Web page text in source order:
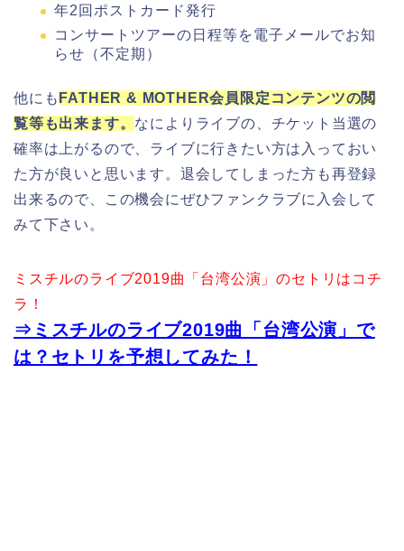
年2回ポストカード発行
コンサートツアーの日程等を電子メールでお知
らせ（不定期）
他にも FATHER & MOTHER会員限定コンテンツの閲
覧等も出来ます。 なによりライブの、チケット当選の
確率は上がるので、ライブに行きたい方は入っておい
た方が良いと思います。退会してしまった方も再登録
出来るので、この機会にぜひファンクラブに入会して
みて下さい。
ミスチルのライブ2019曲「台湾公演」のセトリはコチ
ラ！
⇒ミスチルのライブ2019曲「台湾公演」で
は？セトリを予想してみた！